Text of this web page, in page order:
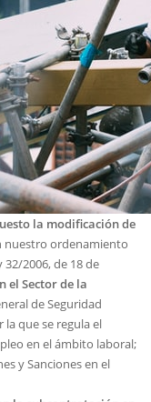
la modificación de
nuestro ordenamiento
2006, de 18 de
el Sector de la
de Seguridad
la que se regula el
en el ámbito laboral;
y Sanciones en el